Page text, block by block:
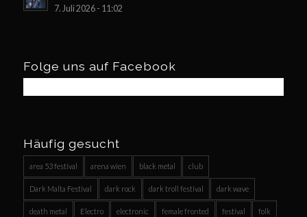
7. Juli 2026 - 11:02
Folge uns auf Facebook
Häufig gesucht
area 53 festival arena wien black metal club
Dark Malta Festival dark rock dark troll festival dark wave
death metal Electro electronic female fronted festival folk